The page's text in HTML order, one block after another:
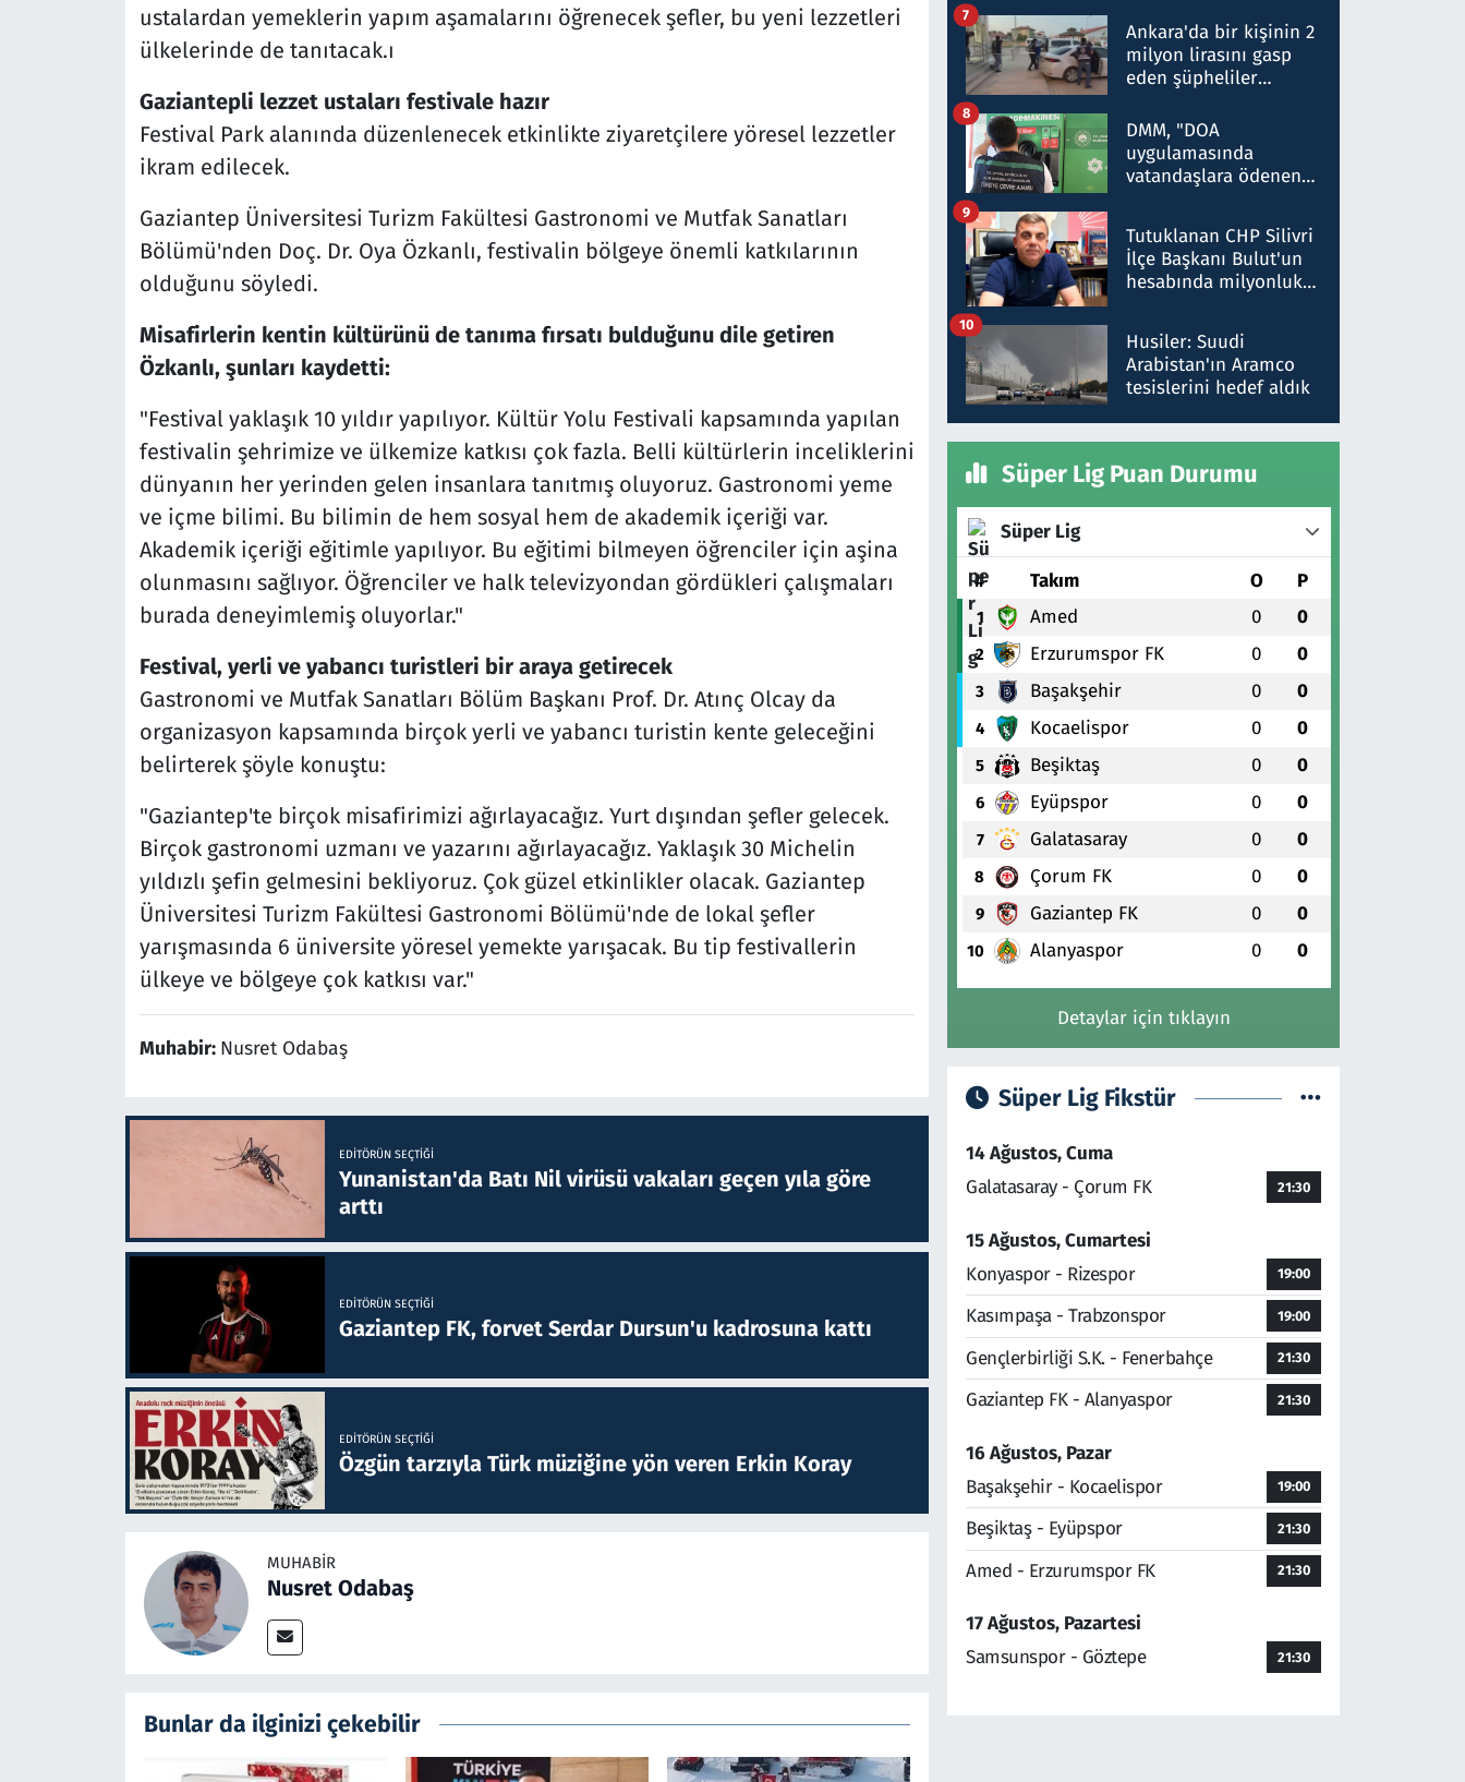
ustalardan yemeklerin yapım aşamalarını öğrenecek şefler, bu yeni lezzetleri
ülkelerinde de tanıtacak.ı
Gaziantepli lezzet ustaları festivale hazır
Festival Park alanında düzenlenecek etkinlikte ziyaretçilere yöresel lezzetler
ikram edilecek.
Gaziantep Üniversitesi Turizm Fakültesi Gastronomi ve Mutfak Sanatları
Bölümü'nden Doç. Dr. Oya Özkanlı, festivalin bölgeye önemli katkılarının
olduğunu söyledi.
Misafirlerin kentin kültürünü de tanıma fırsatı bulduğunu dile getiren
Özkanlı, şunları kaydetti:
"Festival yaklaşık 10 yıldır yapılıyor. Kültür Yolu Festivali kapsamında yapılan
festivalin şehrimize ve ülkemize katkısı çok fazla. Belli kültürlerin inceliklerini
dünyanın her yerinden gelen insanlara tanıtmış oluyoruz. Gastronomi yeme
ve içme bilimi. Bu bilimin de hem sosyal hem de akademik içeriği var.
Akademik içeriği eğitimle yapılıyor. Bu eğitimi bilmeyen öğrenciler için aşina
olunmasını sağlıyor. Öğrenciler ve halk televizyondan gördükleri çalışmaları
burada deneyimlemiş oluyorlar."
Festival, yerli ve yabancı turistleri bir araya getirecek
Gastronomi ve Mutfak Sanatları Bölüm Başkanı Prof. Dr. Atınç Olcay da
organizasyon kapsamında birçok yerli ve yabancı turistin kente geleceğini
belirterek şöyle konuştu:
"Gaziantep'te birçok misafirimizi ağırlayacağız. Yurt dışından şefler gelecek.
Birçok gastronomi uzmanı ve yazarını ağırlayacağız. Yaklaşık 30 Michelin
yıldızlı şefin gelmesini bekliyoruz. Çok güzel etkinlikler olacak. Gaziantep
Üniversitesi Turizm Fakültesi Gastronomi Bölümü'nde de lokal şefler
yarışmasında 6 üniversite yöresel yemekte yarışacak. Bu tip festivallerin
ülkeye ve bölgeye çok katkısı var."
Muhabir: Nusret Odabaş
EDITÖRÜN SEÇTIĞI
Yunanistan'da Batı Nil virüsü vakaları geçen yıla göre
arttı
EDITÖRÜN SEÇTIĞI
Gaziantep FK, forvet Serdar Dursun'u kadrosuna kattı
EDITÖRÜN SEÇTIĞI
Özgün tarzıyla Türk müziğine yön veren Erkin Koray
MUHABIR
Nusret Odabaş
Bunlar da ilginizi çekebilir
ifadelerinden ortaya
çıkan tablo şok etti
Ankara'da bir kişinin 2
milyon lirasını gasp
eden şüpheliler
7
DMM, "DOA
uygulamasında
vatandaşlara ödenen
düşürüldüğü" iddiasını
yalanladı
8
Tutuklanan CHP Silivri
İlçe Başkanı Bulut'un
hesabında milyonluk
talimat verdi, ben
gönderdim
9
Husiler: Suudi
Arabistan'ın Aramco
tesislerini hedef aldık
10
Süper Lig Puan Durumu
Süper Lig
# Takım O P
1 Amed 0 0
2 Erzurumspor FK 0 0
3 Başakşehir 0 0
4 Kocaelispor 0 0
5 Beşiktaş 0 0
6 Eyüpspor 0 0
7 Galatasaray 0 0
8 Çorum FK 0 0
9 Gaziantep FK 0 0
10 Alanyaspor 0 0
Detaylar için tıklayın
Süper Lig Fikstür
14 Ağustos, Cuma
Galatasaray - Çorum FK
21:30
15 Ağustos, Cumartesi
Konyaspor - Rizespor
19:00
Kasımpaşa - Trabzonspor 19:00
Gençlerbirliği S.K. - Fenerbahçe 21:30
Gaziantep FK - Alanyaspor 21:30
16 Ağustos, Pazar
Başakşehir - Kocaelispor
19:00
Beşiktaş - Eyüpspor 21:30
Amed - Erzurumspor FK 21:30
17 Ağustos, Pazartesi
Samsunspor - Göztepe
21:30